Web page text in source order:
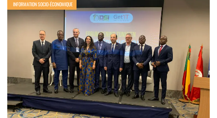
INFORMATION SOCIO-ÉCONOMIQUE